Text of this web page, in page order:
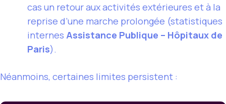
cas un retour aux activités extérieures et à la
reprise d’une marche prolongée (statistiques
internes Assistance Publique – Hôpitaux de
Paris).
Néanmoins, certaines limites persistent :